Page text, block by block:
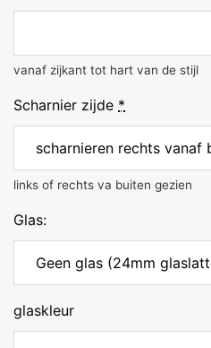
vanaf zijkant tot hart van de stijl
Scharnier zijde *
links of rechts va buiten gezien
Glas:
glaskleur